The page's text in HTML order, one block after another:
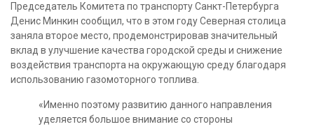
Председатель Комитета по транспорту Санкт-Петербурга
Денис Минкин сообщил, что в этом году Северная столица
заняла второе место, продемонстрировав значительный
вклад в улучшение качества городской среды и снижение
воздействия транспорта на окружающую среду благодаря
использованию газомоторного топлива.
«Именно поэтому развитию данного направления
уделяется большое внимание со стороны